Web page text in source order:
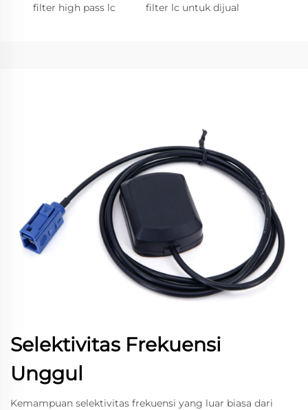
filter high pass lc filter lc untuk dijual
Selektivitas Frekuensi
Unggul
Kemampuan selektivitas frekuensi yang luar biasa dari